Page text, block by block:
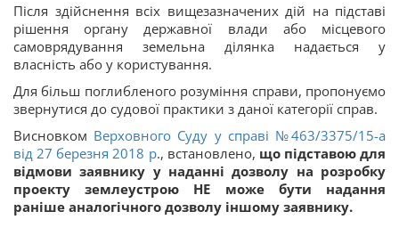
Після здійснення всіх вищезазначених дій на підставі
рішення органу державної влади або місцевого
самоврядування земельна ділянка надається у
власність або у користування.
Для більш поглибленого розуміння справи, пропонуємо
звернутися до судової практики з даної категорії справ.
Висновком Верховного Суду у справі №463/3375/15-а
від 27 березня 2018 р., встановлено, що підставою для
відмови заявнику у наданні дозволу на розробку
проекту землеустрою НЕ може бути надання
раніше аналогічного дозволу іншому заявнику.